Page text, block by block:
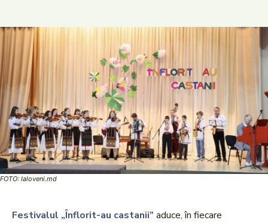
Produs Acasă
FOTO: Ialoveni.md
Festivalul „Înflorit-au castanii” aduce, în fiecare